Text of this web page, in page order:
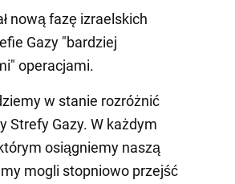
nową fazę izraelskich
Gazy "bardziej
operacjami.
w stanie rozróżnić
Strefy Gazy. W każdym
osiągniemy naszą
mogli stopniowo przejść